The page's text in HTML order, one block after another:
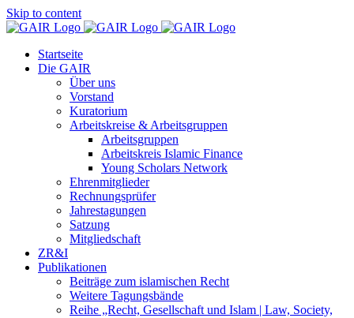
Skip to content
Startseite
Die GAIR
Über uns
Vorstand
Kuratorium
Arbeitskreise & Arbeitsgruppen
Arbeitsgruppen
Arbeitskreis Islamic Finance
Young Scholars Network
Ehrenmitglieder
Rechnungsprüfer
Jahrestagungen
Satzung
Mitgliedschaft
ZR&I
Publikationen
Beiträge zum islamischen Recht
Weitere Tagungsbände
Reihe „Recht, Gesellschaft und Islam | Law, Society,